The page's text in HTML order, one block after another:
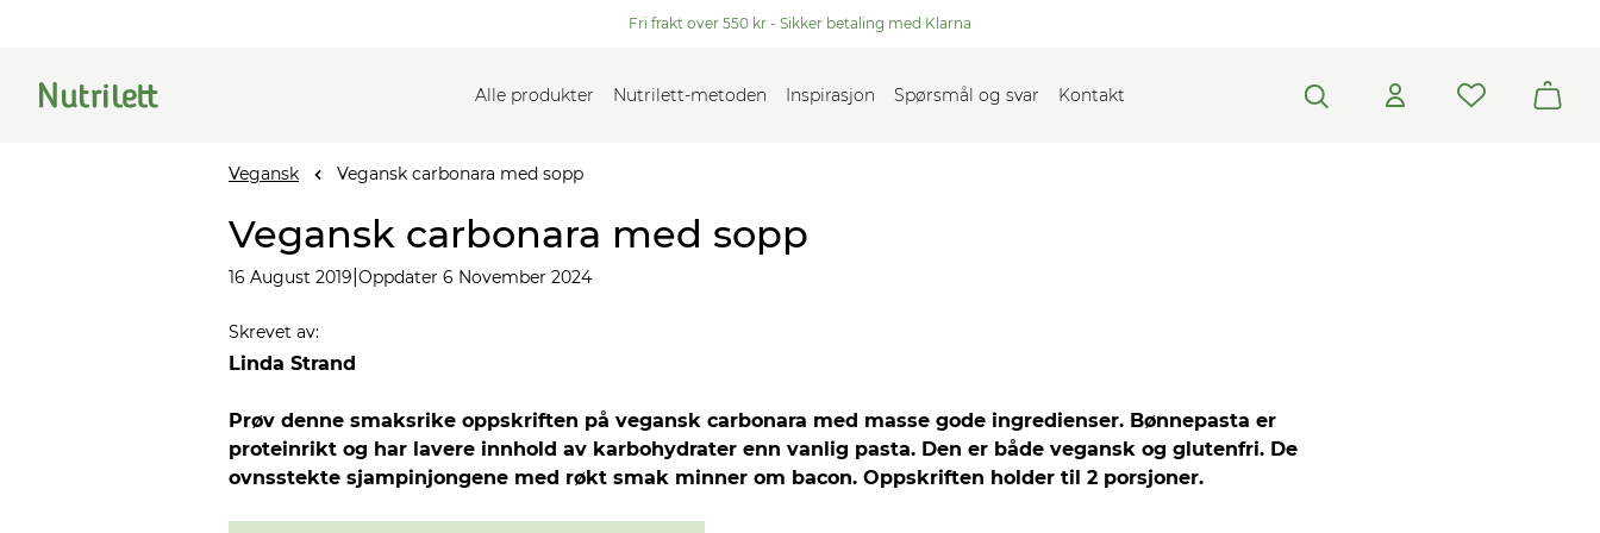
Fri frakt over 550 kr - Sikker betaling med Klarna
Alle produkter Nutrilett-metoden Inspirasjon Spørsmål og svar Kontakt
Vegansk Vegansk carbonara med sopp
Vegansk carbonara med sopp
16 August 2019 Oppdater 6 November 2024
Skrevet av:
Linda Strand
Prøv denne smaksrike oppskriften på vegansk carbonara med masse gode ingredienser. Bønnepasta er
proteinrikt og har lavere innhold av karbohydrater enn vanlig pasta. Den er både vegansk og glutenfri. De
ovnsstekte sjampinjongene med røkt smak minner om bacon. Oppskriften holder til 2 porsjoner.